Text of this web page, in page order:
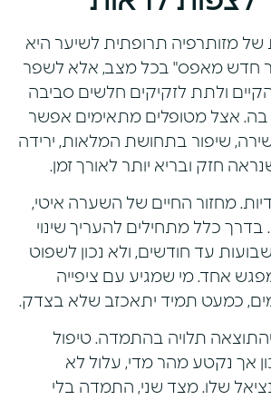
מזותרפיה תרופתית לשיער היא
חדש מאפס" בכל מצב, אלא לשפר
ולתת לזקיקים חלשים סביבה
בה. אצל מטופלים מתאימים אפשר
שיפור בתחושת המלאות, ירידה
חזק ובריא יותר לאורך זמן.
מחזור החיים של השערה איטי,
בדרך כלל מתחילים להעריך שינוי
עד חודשים, ולא נכון לשפוט
אחד. מי שמגיע עם ציפייה
כמעט תמיד יתאכזב שלא בצדק.
תלויה בהתמדה. טיפול
אך נקטע מהר מדי, עלול לא
שלו. מצד שני, התמדה בלי